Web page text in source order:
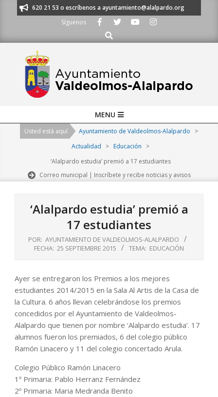
al 91 620 21 53 o escríbenos a ayuntamiento@alalpardo.org
Síguenos
Buscar
Navigation
MENU
Usted está aquí Ayuntamiento de Valdeolmos-Alalpardo
>
Actualidad
> Educación
>
‘Alalpardo estudia’ premió a 17 estudiantes
Correo municipal | Inscríbete y recibe noticias y avisos
‘Alalpardo estudia’ premió a
17 estudiantes
POR: AYUNTAMIENTO DE VALDEOLMOS-ALALPARDO
FECHA: 25 SEPTIEMBRE 2015 TEMA: EDUCACIÓN
Ayer se entregaron los Premios a los mejores
estudiantes 2014/2015 en la Sala Al Artis de la Casa de
la Cultura. 6 años llevan celebrándose los premios
concedidos por el Ayuntamiento de Valdeolmos-
Alalpardo que tienen por nombre ‘Alalpardo estudia’. 17
alumnos fueron los premiados, 6 del colegio público
Ramón Linacero y 11 del colegio concertado Arula.
Colegio Público Ramón Linacero
1º Primaria: Pablo Herranz Fernández
2º Primaria: Maria Medranda Benito